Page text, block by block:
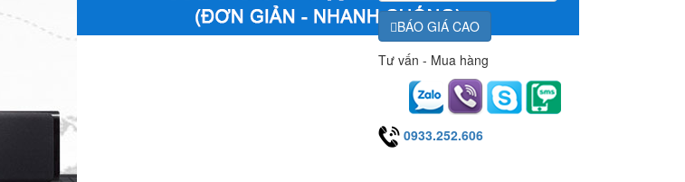
BÁO GIÁ CAO
Tư vấn - Mua hàng
0933.252.606